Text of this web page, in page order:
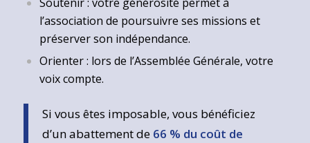
Soutenir : votre générosité permet à
l’association de poursuivre ses missions et
préserver son indépendance.
Orienter : lors de l’Assemblée Générale, votre
voix compte.
Si vous êtes imposable, vous bénéficiez
d’un abattement de 66 % du coût de